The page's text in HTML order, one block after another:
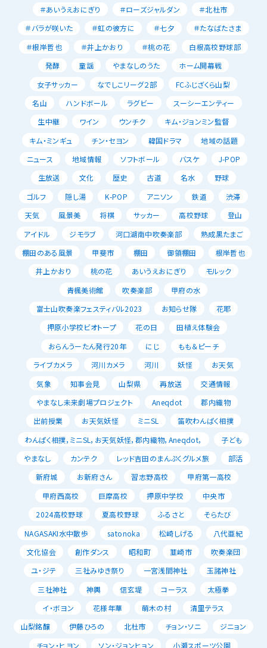
＃あいうえおにぎり
＃ローズジャルダン
＃北杜市
＃バラが咲いた
＃虹の彼方に ＃七夕
＃たなばたさま
＃根岸哲也
＃井上かおり ＃桃の花
白根高校野球部
発酵
童謡 やまなしのうた
ホーム開幕戦
女子サッカー
なでしこリーグ２部
FCふじざくら山梨
名山
ハンドボール ラグビー
スーシーエンティー
生中継
ワイン ウンチク
キム・ジョンミン監督
キム・ミンギュ
チン・セヨン 韓国ドラマ
地域の話題
ニュース
地域情報 ソフトボール バスケ
J-POP
生放送
文化 歴史 古道 名水
野球
ゴルフ
隠し湯 K-POP アニソン 鉄道
渋滞
天気
風景美 将棋 サッカー 高校野球
登山
アイドル
ジモラブ 河口湖南中吹奏楽部
熟成黒たまご
棚田のある風景
甲斐市 棚田 御領棚田
根岸哲也
井上かおり
桃の花 あいうえおにぎり
モルック
青楓美術館
吹奏楽部
甲府の水
富士山吹奏楽フェスティバル2023
お知らせ隊
花耶
押原小学校ビオトープ
花の日
田植え体験会
おらんうーたん発行20年
にじ
もも＆ピーチ
ライブカメラ
河川カメラ 河川 妖怪
お天気
気象
知事会見 山梨県 再放送
交通情報
やまなし未来劇場プロジェクト
Aneqdot
郡内織物
出前授業
お天気妖怪 ミニSL
笛吹わんぱく相撲
わんぱく相撲，ミニSL，お天気妖怪，郡内織物，Aneqdot，
子ども
やまなし
カンテク レッド吉田のまんぷくグルメ旅
部活
新府城
お新府さん 習志野高校
甲府第一高校
甲府西高校
巨摩高校 押原中学校
中央市
2024高校野球
夏高校野球 ふるさと
そらたび
NAGASAKI水中散歩
satonoka 松崎しげる
八代亜紀
文化協会
創作ダンス 昭和町 韮崎市
吹奏楽団
ユ・ジテ
三社みゆき祭り 一宮浅間神社
玉諸神社
三社神社
神輿 信玄堤 コーラス
太極拳
イ・ボヨン
花様年華 萌木の村
清里テラス
山梨銘醸
伊藤ひろの 北杜市 チョン・ソニ
ジニョン
チョン・ヒヨン
ソン・ジョンヒョン 小瀬スポーツ公園